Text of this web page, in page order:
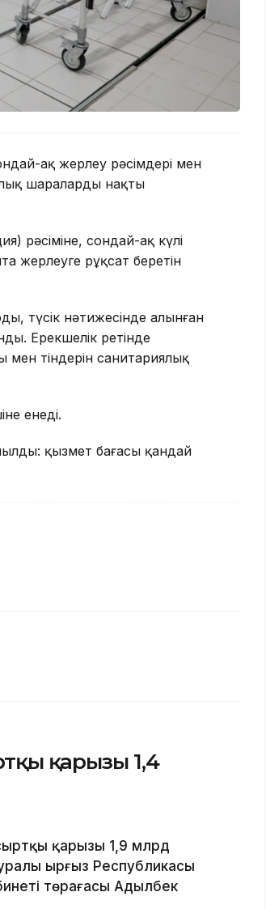
ақ жерлеу рәсімдері мен
шараларды нақты
рәсіміне, сондай-ақ күлі
жерлеуге рұқсат беретін
түсік нәтижесінде алынған
Ерекшелік ретінде
тіндерін санитариялық
енеді.
қызмет бағасы қандай
қарызы 1,4
қарызы 1,9 млрд
Қырғыз Республикасы
төрағасы Адылбек